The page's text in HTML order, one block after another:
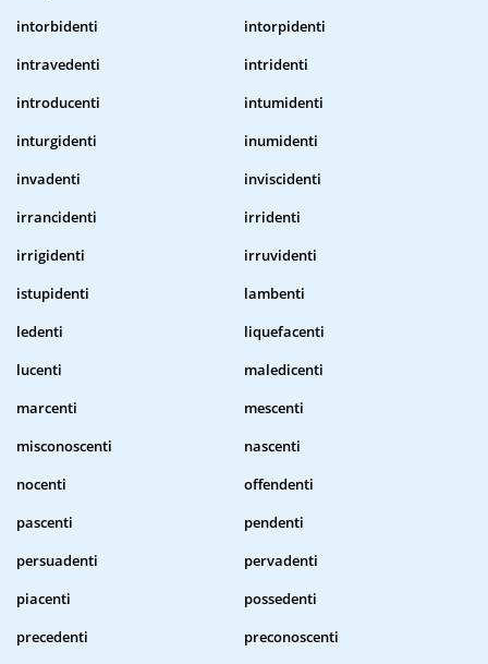
intorbidenti
intorpidenti
intravedenti
intridenti
introducenti
intumidenti
inturgidenti
inumidenti
invadenti
inviscidenti
irrancidenti
irridenti
irrigidenti
irruvidenti
istupidenti
lambenti
ledenti
liquefacenti
lucenti
maledicenti
marcenti
mescenti
misconoscenti
nascenti
nocenti
offendenti
pascenti
pendenti
persuadenti
pervadenti
piacenti
possedenti
precedenti
preconoscenti